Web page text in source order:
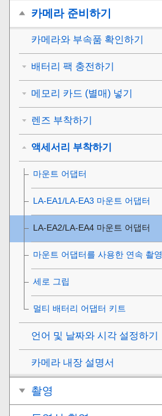
카메라 준비하기
카메라와 부속품 확인하기
배터리 팩 충전하기
메모리 카드 (별매) 넣기
렌즈 부착하기
액세서리 부착하기
마운트 어댑터
LA-EA1/LA-EA3 마운트 어댑터
LA-EA2/LA-EA4 마운트 어댑터
마운트 어댑터를 사용한 연속 촬영
세로 그립
멀티 배터리 어댑터 키트
언어 및 날짜와 시각 설정하기
카메라 내장 설명서
촬영